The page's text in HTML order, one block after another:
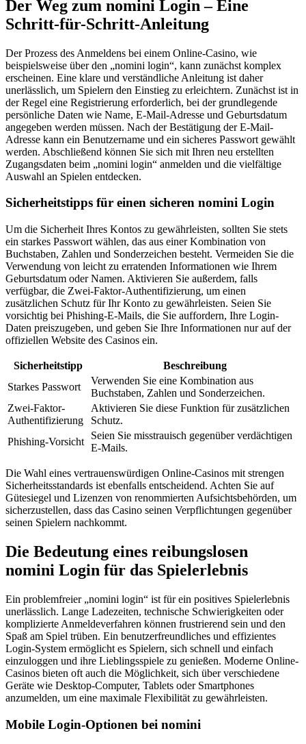
Der Weg zum nomini Login – Eine
Schritt-für-Schritt-Anleitung
Der Prozess des Anmeldens bei einem Online-Casino, wie
beispielsweise über den „nomini login“, kann zunächst komplex
erscheinen. Eine klare und verständliche Anleitung ist daher
unerlässlich, um Spielern den Einstieg zu erleichtern. Zunächst ist in
der Regel eine Registrierung erforderlich, bei der grundlegende
persönliche Daten wie Name, E-Mail-Adresse und Geburtsdatum
angegeben werden müssen. Nach der Bestätigung der E-Mail-
Adresse kann ein Benutzername und ein sicheres Passwort gewählt
werden. Abschließend können Sie sich mit Ihren neu erstellten
Zugangsdaten beim „nomini login“ anmelden und die vielfältige
Auswahl an Spielen entdecken.
Sicherheitstipps für einen sicheren nomini Login
Um die Sicherheit Ihres Kontos zu gewährleisten, sollten Sie stets
ein starkes Passwort wählen, das aus einer Kombination von
Buchstaben, Zahlen und Sonderzeichen besteht. Vermeiden Sie die
Verwendung von leicht zu erratenden Informationen wie Ihrem
Geburtsdatum oder Namen. Aktivieren Sie außerdem, falls
verfügbar, die Zwei-Faktor-Authentifizierung, um einen
zusätzlichen Schutz für Ihr Konto zu gewährleisten. Seien Sie
vorsichtig bei Phishing-E-Mails, die Sie auffordern, Ihre Login-
Daten preiszugeben, und geben Sie Ihre Informationen nur auf der
offiziellen Website des Casinos ein.
Sicherheitstipp
Beschreibung
Starkes Passwort
Verwenden Sie eine Kombination aus
Buchstaben, Zahlen und Sonderzeichen.
Zwei-Faktor-
Authentifizierung
Aktivieren Sie diese Funktion für zusätzlichen
Schutz.
Phishing-Vorsicht
Seien Sie misstrauisch gegenüber verdächtigen
E-Mails.
Die Wahl eines vertrauenswürdigen Online-Casinos mit strengen
Sicherheitsstandards ist ebenfalls entscheidend. Achten Sie auf
Gütesiegel und Lizenzen von renommierten Aufsichtsbehörden, um
sicherzustellen, dass das Casino seinen Verpflichtungen gegenüber
seinen Spielern nachkommt.
Die Bedeutung eines reibungslosen
nomini Login für das Spielerlebnis
Ein problemfreier „nomini login“ ist für ein positives Spielerlebnis
unerlässlich. Lange Ladezeiten, technische Schwierigkeiten oder
komplizierte Anmeldeverfahren können frustrierend sein und den
Spaß am Spiel trüben. Ein benutzerfreundliches und effizientes
Login-System ermöglicht es Spielern, sich schnell und einfach
einzuloggen und ihre Lieblingsspiele zu genießen. Moderne Online-
Casinos bieten oft auch die Möglichkeit, sich über verschiedene
Geräte wie Desktop-Computer, Tablets oder Smartphones
anzumelden, um eine maximale Flexibilität zu gewährleisten.
Mobile Login-Optionen bei nomini